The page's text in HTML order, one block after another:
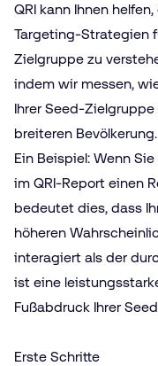
QRI kann Ihnen
Targeting-Strategien
Zielgruppe zu
indem wir messen,
Ihrer Seed-
breiteren Bevölkerung.
Ein Beispiel: Wenn
im QRI-Report einen
bedeutet dies, dass
höheren
interagiert als der
ist eine
Fußabdruck Ihrer
Erste Schritte